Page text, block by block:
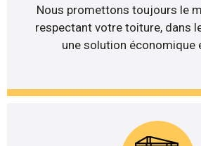
Nous promettons toujours le
respectant votre toiture, dans
une solution économique